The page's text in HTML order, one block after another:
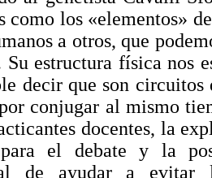
como los «elementos»
a otros, que
Su estructura física nos
decir que son
conjugar al mismo
docentes, la
el debate y la
de ayudar a evitar